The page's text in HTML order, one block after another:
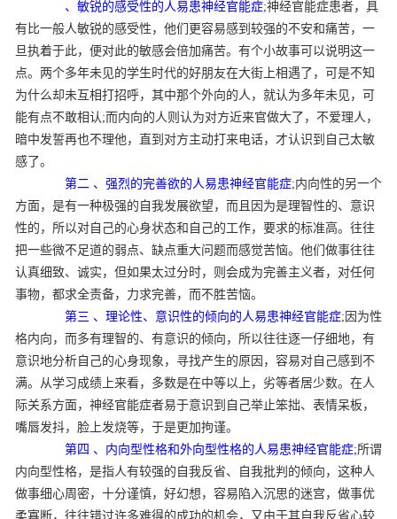
、敏锐的感受性的人易患神经官能症;神经官能症患者，具
有比一般人敏锐的感受性，他们更容易感到较强的不安和痛苦，一
旦执着于此，便对此的敏感会倍加痛苦。有个小故事可以说明这一
点。两个多年未见的学生时代的好朋友在大街上相遇了，可是不知
为什么却未互相打招呼，其中那个外向的人，就认为多年未见，可
能有点不敢相认;而内向的人则认为对方近来官做大了，不爱理人，
暗中发誓再也不理他，直到对方主动打来电话，才认识到自己太敏
感了。
第二 、强烈的完善欲的人易患神经官能症;内向性的另一个
方面，是有一种极强的自我发展欲望，而且因为是理智性的、意识
性的，所以对自己的心身状态和自己的工作，要求的标准高。往往
把一些微不足道的弱点、缺点重大问题而感觉苦恼。他们做事往往
认真细致、诚实，但如果太过分时，则会成为完善主义者，对任何
事物，都求全责备，力求完善，而不胜苦恼。
第三 、理论性、意识性的倾向的人易患神经官能症;因为性
格内向，而多有理智的、有意识的倾向，所以往往逐一仔细地，有
意识地分析自己的心身现象，寻找产生的原因，容易对自己感到不
满。从学习成绩上来看，多数是在中等以上，劣等者居少数。在人
际关系方面，神经官能症者易于意识到自己举止笨拙、表情呆板，
嘴唇发抖，脸上发烧等，于是更加拘谨。
第四 、内向型性格和外向型性格的人易患神经官能症;所谓
内向型性格，是指人有较强的自我反省、自我批判的倾向，这种人
做事细心周密，十分谨慎，好幻想，容易陷入沉思的迷宫，做事优
柔寡断，往往错过许多难得的成功的机会，又由于其自我反省心较